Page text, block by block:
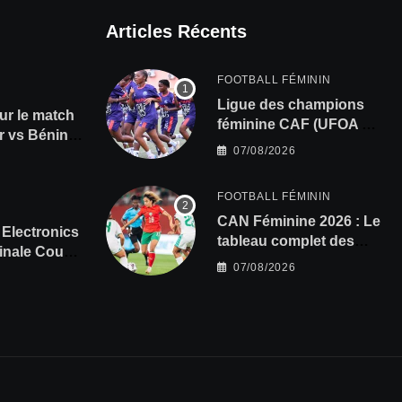
le match
vs Bénin,
Electronics
Coupe
Articles Récents
FOOTBALL FÉMININ
Ligue des champions
féminine CAF (UFOA A)
: L’AS Bolonta lance sa
07/08/2026
FOOTBALL FÉMININ
CAN Féminine 2026 : Le
tableau complet des
quarts de finale
07/08/2026